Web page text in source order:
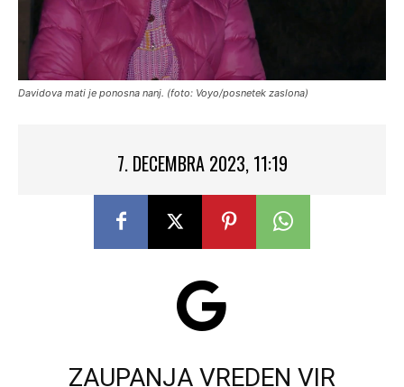
Davidova mati je ponosna nanj. (foto: Voyo/posnetek zaslona)
7. DECEMBRA 2023, 11:19
ZAUPANJA VREDEN VIR